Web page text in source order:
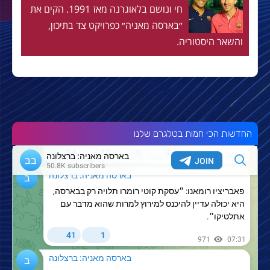
חי ונושם בלאוגרנה מאז 1991. הקים את
״בארסה מאניה״ כפרויקט צד בתיכון,
והשאר היסטוריה.
החדשות הכי חמות בטלגרם שלנו